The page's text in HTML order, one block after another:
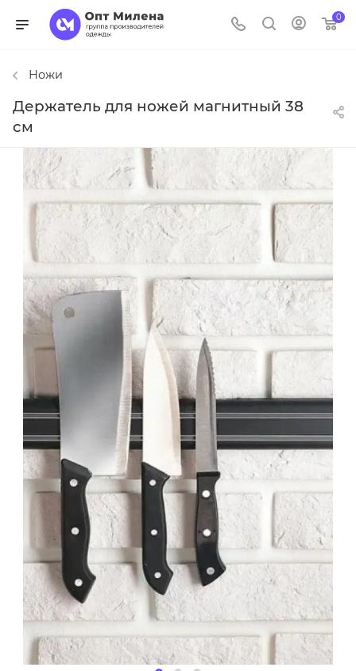
0
Ножи
Держатель для ножей магнитный 38
см